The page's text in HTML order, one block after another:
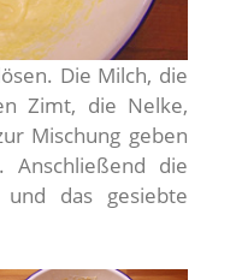
Die Milch, die
Zimt, die Nelke,
Mischung geben
Anschließend die
und das gesiebte